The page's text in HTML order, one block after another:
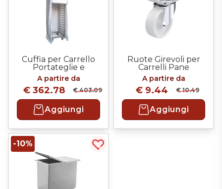
Cuffia per Carrello
Portateglie e
Portatelai in PVC
alimentare
A partire da
€ 362.78 € 403.09
Aggiungi
Ruote Girevoli per
Carrelli Pane
A partire da
€ 9.44 € 10.49
Aggiungi
-10%
Acquista più tardi